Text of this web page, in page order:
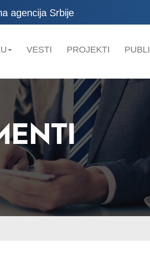
agencija Srbije
VESTI PROJEKTI